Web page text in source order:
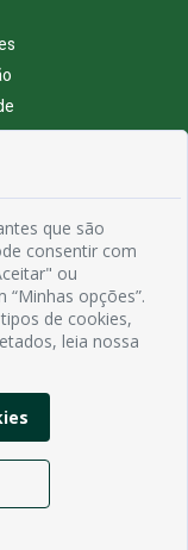
Nacionais,
que são
consentir com
ou
“Minhas opções”.
de cookies,
leia nossa